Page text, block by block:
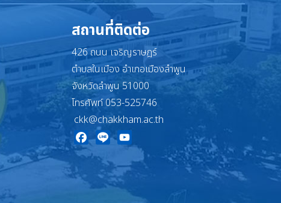
สถานที่ติดต่อ
426 ถนน เจริญราษฎร์
ตำบลในเมือง อำเภอเมืองลำพูน
จังหวัดลำพูน 51000
โทรศัพท์ 053-525746
ckk@chakkham.ac.th
Facebook YouTube